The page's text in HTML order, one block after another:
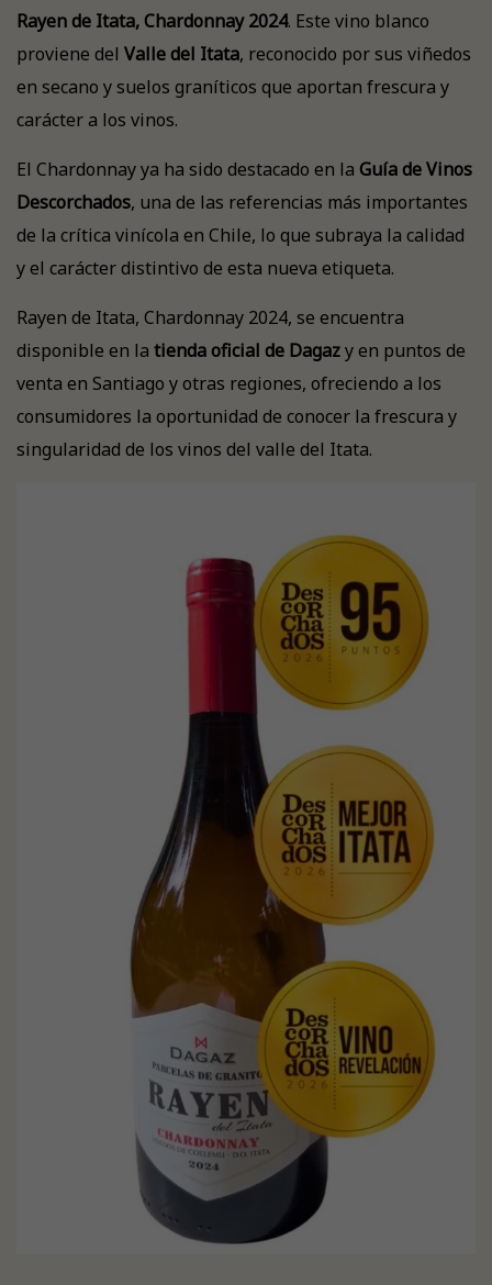
Rayen de Itata, Chardonnay 2024. Este vino blanco
proviene del Valle del Itata, reconocido por sus viñedos
en secano y suelos graníticos que aportan frescura y
carácter a los vinos.
El Chardonnay ya ha sido destacado en la Guía de Vinos
Descorchados, una de las referencias más importantes
de la crítica vinícola en Chile, lo que subraya la calidad
y el carácter distintivo de esta nueva etiqueta.
Rayen de Itata, Chardonnay 2024, se encuentra
disponible en la tienda oficial de Dagazy en puntos de
venta en Santiago y otras regiones, ofreciendo a los
consumidores la oportunidad de conocer la frescura y
singularidad de los vinos del valle del Itata.